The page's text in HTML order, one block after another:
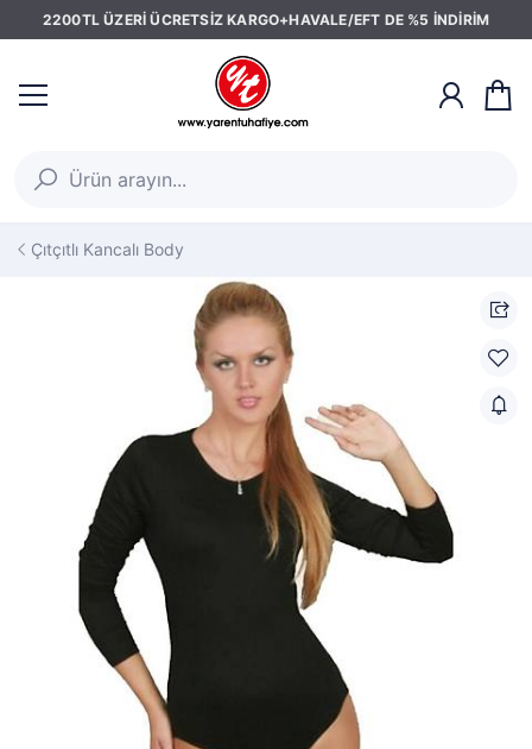
2200TL ÜZERİ ÜCRETSİZ KARGO+HAVALE/EFT DE %5 İNDİRİM
Çıtçıtlı Kancalı Body